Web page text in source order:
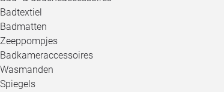
Badtextiel
Badmatten
Zeeppompjes
Badkameraccessoires
Wasmanden
Spiegels